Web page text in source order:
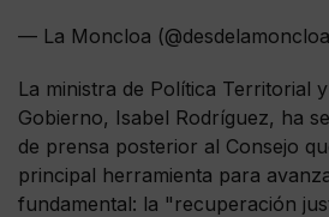
— La Moncloa
La ministra de Política Territorial
Gobierno, Isabel Rodríguez, ha
de prensa posterior al Consejo
principal herramienta para
fundamental: la "recuperación